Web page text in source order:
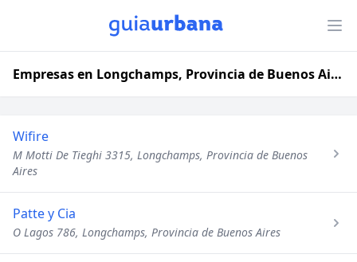
Empresas en Longchamps, Provincia de Buenos Aires
Wifire
M Motti De Tieghi 3315, Longchamps, Provincia de Buenos
Aires
Patte y Cia
O Lagos 786, Longchamps, Provincia de Buenos Aires